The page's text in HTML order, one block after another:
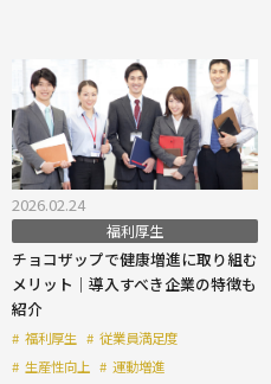
2026.02.24
福利厚生
チョコザップで健康増進に取り組む
メリット｜導入すべき企業の特徴も
紹介
# 福利厚生 # 従業員満足度
# 生産性向上 # 運動増進